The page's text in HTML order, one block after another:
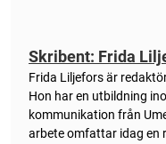
Skribent: Frida
Frida Liljefors är
Hon har en utbildning
kommunikation från
arbete omfattar idag en